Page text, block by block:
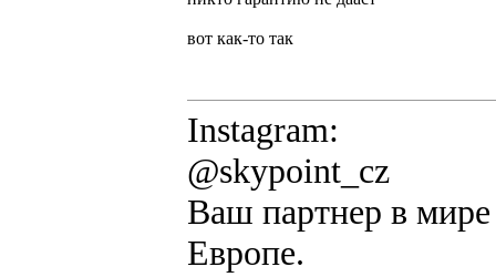
вот как-то так
Instagram:
@skypoint_cz
Ваш партнер в
Европе.